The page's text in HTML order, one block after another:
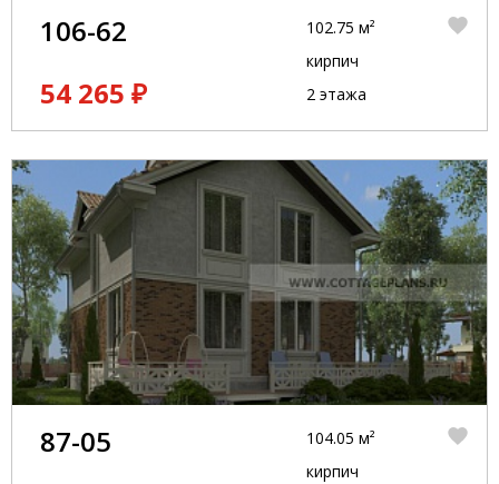
106-62
54 265 ₽
102.75 м²
кирпич
2 этажа
87-05
104.05 м²
кирпич